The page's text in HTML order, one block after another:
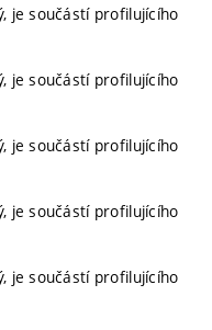
je součástí profilujícího
je součástí profilujícího
je součástí profilujícího
je součástí profilujícího
je součástí profilujícího